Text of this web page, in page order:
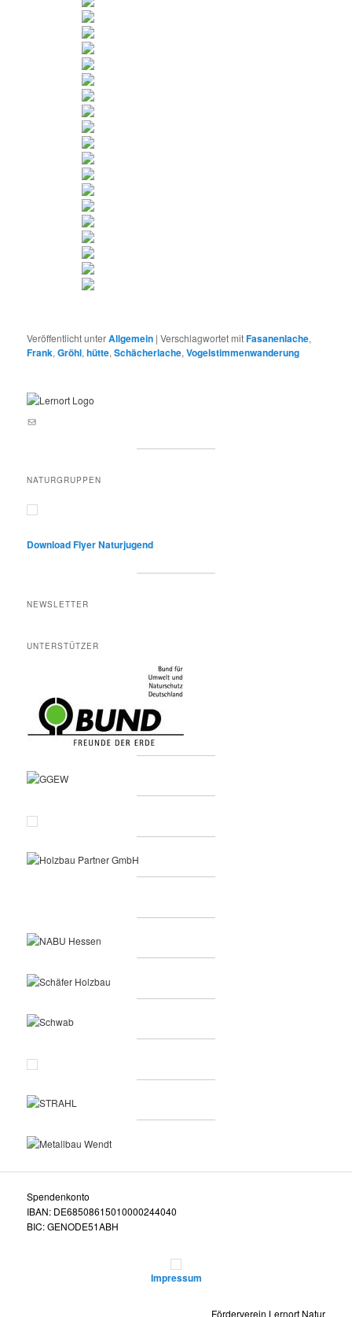
Veröffentlicht unterAllgemein |Verschlagwortet mitFasanenlache,
Frank,Gröhl,hütte,Schächerlache,Vogelstimmenwanderung
E-Mail an lernortnatur@yahoo.de
NATURGRUPPEN
Download Flyer Naturjugend
NEWSLETTER
UNTERSTÜTZER
Spendenkonto
IBAN: DE68508615010000244040
BIC: GENODE51ABH
Impressum
Förderverein Lernort Natur